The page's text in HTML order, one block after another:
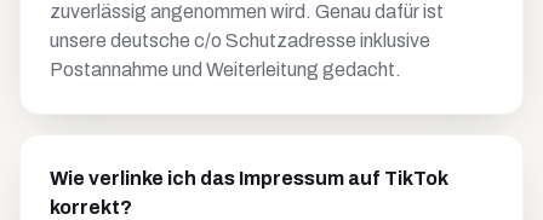
zuverlässig angenommen wird. Genau dafür ist
unsere deutsche c/o Schutzadresse inklusive
Postannahme und Weiterleitung gedacht.
Wie verlinke ich das Impressum auf TikTok
korrekt?